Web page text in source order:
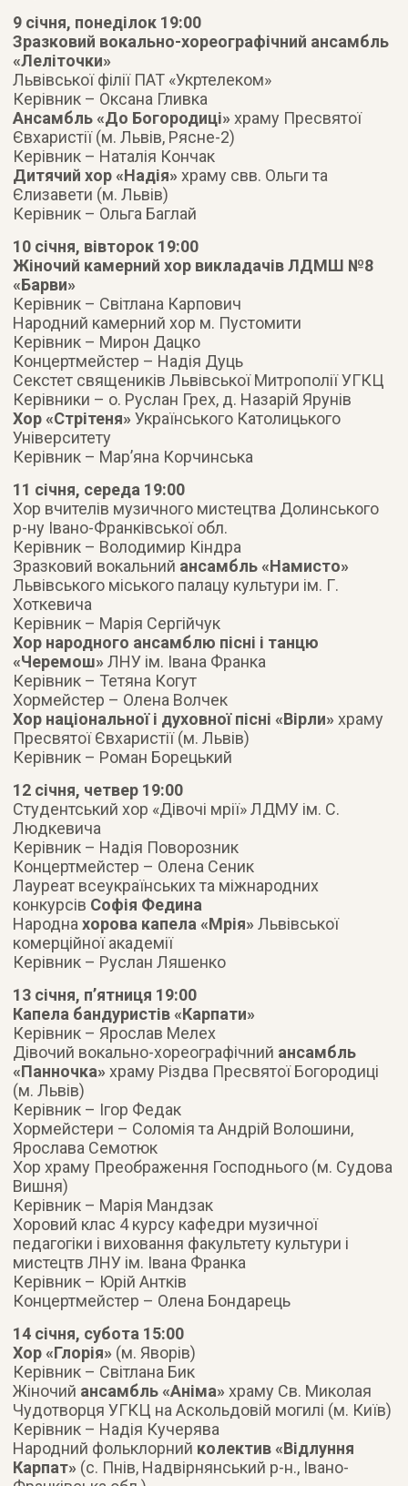
9 січня, понеділок 19:00
Зразковий вокально-хореографічний ансамбль
«Леліточки»
Львівської філії ПАТ «Укртелеком»
Керівник – Оксана Гливка
Ансамбль «До Богородиці»храму Пресвятої
Євхаристії (м. Львів, Рясне-2)
Керівник – Наталія Кончак
Дитячий хор «Надія»храму свв. Ольги та
Єлизавети (м. Львів)
Керівник – Ольга Баглай
10 січня, вівторок 19:00
Жіночий камерний хор викладачів ЛДМШ №8
«Барви»
Керівник – Світлана Карпович
Народний камерний хор м. Пустомити
Керівник – Мирон Дацко
Концертмейстер – Надія Дуць
Секстет священиків Львівської Митрополії УГКЦ
Керівники – о. Руслан Грех, д. Назарій Ярунів
Хор «Стрітеня»Українського Католицького
Університету
Керівник – Мар’яна Корчинська
11 січня, середа 19:00
Хор вчителів музичного мистецтва Долинського
р-ну Івано-Франківської обл.
Керівник – Володимир Кіндра
Зразковий вокальний ансамбль «Намисто»
Львівського міського палацу культури ім. Г.
Хоткевича
Керівник – Марія Сергійчук
Хор народного ансамблю пісні і танцю
«Черемош»ЛНУ ім. Івана Франка
Керівник – Тетяна Когут
Хормейстер – Олена Волчек
Хор національної і духовної пісні «Вірли»храму
Пресвятої Євхаристії (м. Львів)
Керівник – Роман Борецький
12 січня, четвер 19:00
Студентський хор «Дівочі мрії» ЛДМУ ім. С.
Людкевича
Керівник – Надія Поворозник
Концертмейстер – Олена Сеник
Лауреат всеукраїнських та міжнародних
конкурсів Софія Федина
Народнахорова капела «Мрія»Львівської
комерційної академії
Керівник – Руслан Ляшенко
13 січня, п’ятниця 19:00
Капела бандуристів «Карпати»
Керівник – Ярослав Мелех
Дівочий вокально-хореографічний ансамбль
«Панночка»храму Різдва Пресвятої Богородиці
(м. Львів)
Керівник – Ігор Федак
Хормейстери – Соломія та Андрій Волошини,
Ярослава Семотюк
Хор храму Преображення Господнього (м. Судова
Вишня)
Керівник – Марія Мандзак
Хоровий клас 4 курсу кафедри музичної
педагогіки і виховання факультету культури і
мистецтв ЛНУ ім. Івана Франка
Керівник – Юрій Антків
Концертмейстер – Олена Бондарець
14 січня, субота 15:00
Хор «Глорія» (м. Яворів)
Керівник – Світлана Бик
Жіночий ансамбль «Аніма»храму Св. Миколая
Чудотворця УГКЦ на Аскольдовій могилі (м. Київ)
Керівник – Надія Кучерява
Народний фольклорний колектив «Відлуння
Карпат» (с. Пнів, Надвірнянський р-н., Івано-